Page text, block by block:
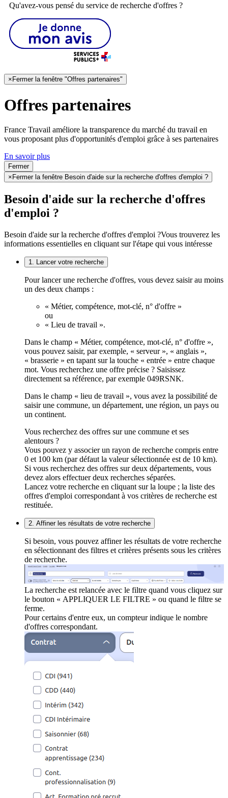
Qu'avez-vous pensé du service de recherche d'offres ?
× Fermer la fenêtre "Offres partenaires"
Offres partenaires
France Travail améliore la transparence du marché du travail en
vous proposant plus d'opportunités d'emploi grâce à ses partenaires
En savoir plus
Fermer
× Fermer la fenêtre Besoin d'aide sur la recherche d'offres d'emploi ?
Besoin d'aide sur la recherche d'offres
d'emploi ?
Besoin d'aide sur la recherche d'offres d'emploi ?Vous trouverez les
informations essentielles en cliquant sur l'étape qui vous intéresse
1. Lancer votre recherche
Pour lancer une recherche d'offres, vous devez saisir au moins
un des deux champs :
« Métier, compétence, mot-clé, n° d'offre »
ou
« Lieu de travail ».
Dans le champ « Métier, compétence, mot-clé, n° d'offre »,
vous pouvez saisir, par exemple, « serveur », « anglais »,
« brasserie » en tapant sur la touche « entrée » entre chaque
mot. Vous recherchez une offre précise ? Saisissez
directement sa référence, par exemple 049RSNK.
Dans le champ « lieu de travail », vous avez la possibilité de
saisir une commune, un département, une région, un pays ou
un continent.
Vous recherchez des offres sur une commune et ses
alentours ?
Vous pouvez y associer un rayon de recherche compris entre
0 et 100 km (par défaut la valeur sélectionnée est de 10 km).
Si vous recherchez des offres sur deux départements, vous
devez alors effectuer deux recherches séparées.
Lancez votre recherche en cliquant sur la loupe ; la liste des
offres d'emploi correspondant à vos critères de recherche est
restituée.
2. Affiner les résultats de votre recherche
Si besoin, vous pouvez affiner les résultats de votre recherche
en sélectionnant des filtres et critères présents sous les critères
de recherche.
La recherche est relancée avec le filtre quand vous cliquez sur
le bouton « APPLIQUER LE FILTRE » ou quand le filtre se
ferme.
Pour certains d'entre eux, un compteur indique le nombre
d'offres correspondant.